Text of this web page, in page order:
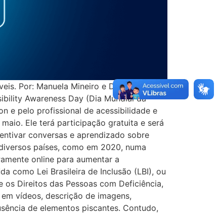
Por: Manuela Mineiro e Douglas
Awareness Day (Dia Mundial da
e pelo profissional de acessibilidade e
Ele terá participação gratuita e será
conversas e aprendizado sobre
países, como em 2020, numa
online para aumentar a
como Lei Brasileira de Inclusão (LBI), ou
Direitos das Pessoas com Deficiência,
vídeos, descrição de imagens,
de elementos piscantes. Contudo,